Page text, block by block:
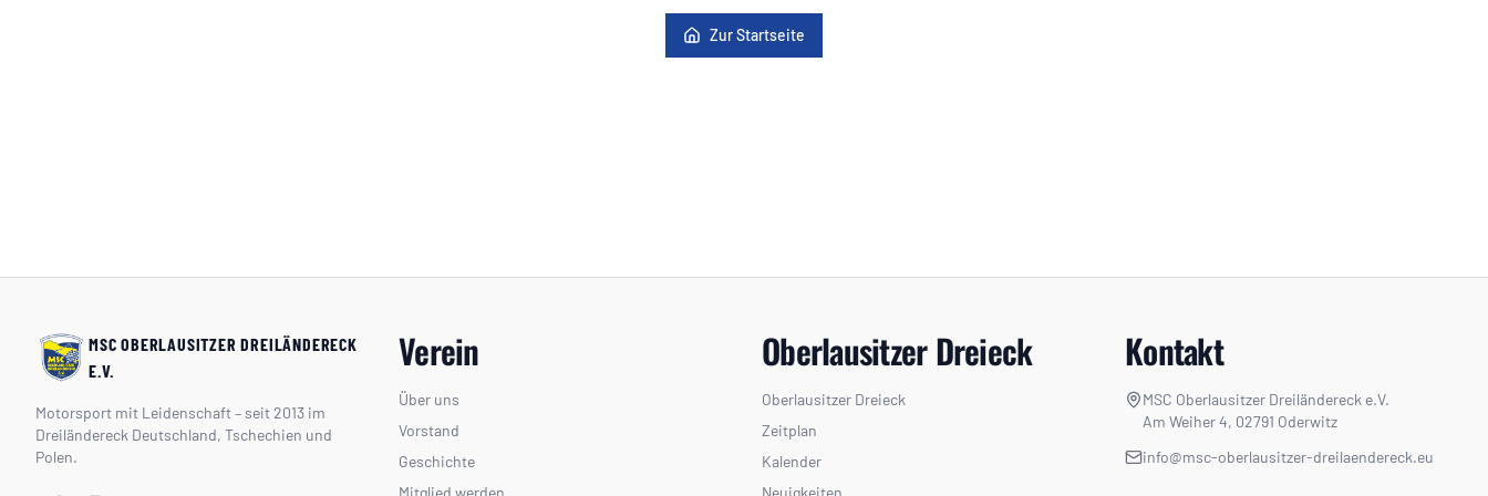
Zur Startseite
MSC OBERLAUSITZER DREILÄNDERECK
E.V.
Motorsport mit Leidenschaft – seit 2013 im
Dreiländereck Deutschland, Tschechien und
Polen.
Verein
Über uns
Vorstand
Geschichte
Mitglied werden
Oberlausitzer Dreieck
Oberlausitzer Dreieck
Zeitplan
Kalender
Neuigkeiten
Kontakt
MSC Oberlausitzer Dreiländereck e.V.
Am Weiher 4, 02791 Oderwitz
info@msc-oberlausitzer-dreilaendereck.eu